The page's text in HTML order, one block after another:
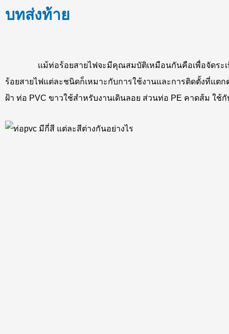
บทส่งท้าย
เเม้ท่อร้อยสายไฟจะมีคุณสมบัติเหมือนกันคือเพื่อจัดระเบีย
ร้อยสายไฟแต่ละชนิดก็เหมาะกับการใช้งานและการติดตั้งที่แต
ฝ้า ท่อ PVC ขาวใช้สำหรับงานเดินลอย ส่วนท่อ PE คาดส้ม ใ